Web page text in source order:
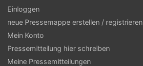
Einloggen
neue Pressemappe erstellen / registrieren
Mein Konto
Pressemitteilung hier schreiben
Meine Pressemitteilungen